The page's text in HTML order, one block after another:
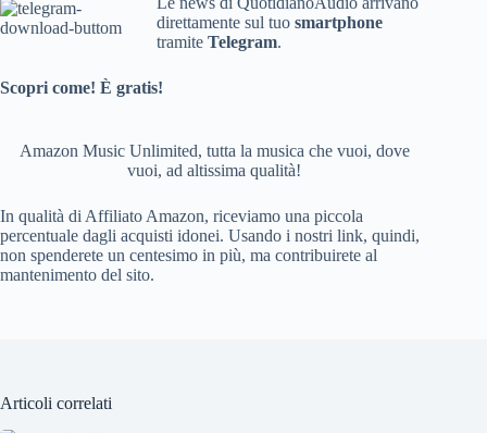
b
d
direttamente sul tuo smartphone
tramite Telegram.
Scopri come! È gratis!
Amazon Music Unlimited, tutta la musica che vuoi, dove
vuoi, ad altissima qualità!
In qualità di Affiliato Amazon, riceviamo una piccola
percentuale dagli acquisti idonei. Usando i nostri link, quindi,
non spenderete un centesimo in più, ma contribuirete al
mantenimento del sito.
Articoli correlati